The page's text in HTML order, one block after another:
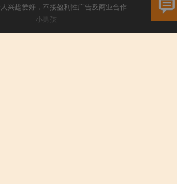
兴趣爱好，不接盈利性广告及商业合作
小男孩